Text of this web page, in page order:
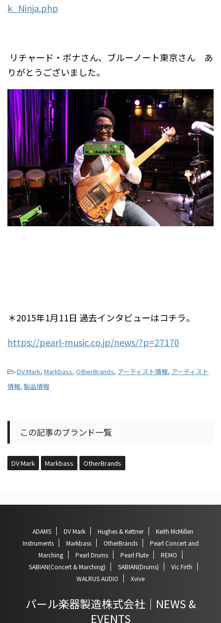
k_Ninja.php
リチャード・ボナさん、ブルーノート東京さん あ
りがとうございました。
＊2015年1月11日 過去インタビューはコチラ。
https://pearl-music.co.jp/news/?p=27170
-DV Mark, Markbass, OtherBrands, アーティスト情報, アーティスト
情報, 製品情報
この記事のブランド一覧
DV Mark Markbass OtherBrands
ADAMS DV Mark Hughes & Kettner
Keith McMillen
Instruments
Markbass OtherBrands
Pearl Concert and
Marching
Pearl Drums Pearl Flute
REMO
SABIAN(Concert & Marching)
SABIAN(Drums)
Vic Firth
WALRUS AUDIO
Xvive
パール楽器製造株式会社｜NEWS &
EVENTS